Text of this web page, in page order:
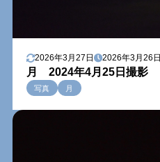
2026年3月27日 2026年3月26日
月 2024年4月25日撮影
写真 月